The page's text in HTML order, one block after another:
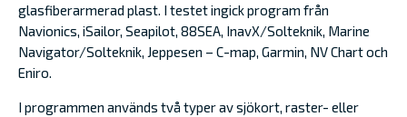
glasfiberarmerad plast. I testet ingick program från
Navionics, iSailor, Seapilot, 88SEA, InavX/Solteknik, Marine
Navigator/Solteknik, Jeppesen – C-map, Garmin, NV Chart och
Eniro.
I programmen används två typer av sjökort, raster- eller